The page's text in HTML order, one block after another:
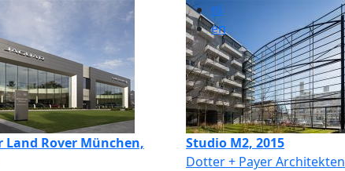
nl
en
Land Rover München,
Studio M2, 2015
Dotter + Payer Architekten